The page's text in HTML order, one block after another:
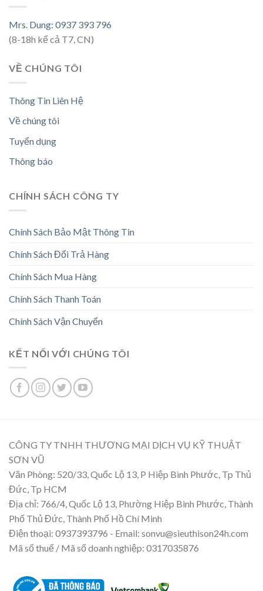
Mrs. Dung: 0937 393 796
(8-18h kể cả T7, CN)
VỀ CHÚNG TÔI
Thông Tin Liên Hệ
Về chúng tôi
Tuyển dụng
Thông báo
CHÍNH SÁCH CÔNG TY
Chính Sách Bảo Mật Thông Tin
Chính Sách Đổi Trả Hàng
Chính Sách Mua Hàng
Chính Sách Thanh Toán
Chính Sách Vận Chuyển
KẾT NỐI VỚI CHÚNG TÔI
CÔNG TY TNHH THƯƠNG MẠI DỊCH VỤ KỸ THUẬT
SƠN VŨ
Văn Phòng: 520/33, Quốc Lộ 13, P Hiệp Bình Phước, Tp Thủ
Đức, Tp HCM
Địa chỉ: 766/4, Quốc Lộ 13, Phường Hiệp Bình Phước, Thành
Phố Thủ Đức, Thành Phố Hồ Chí Minh
Điện thoại: 0937393796 - Email: sonvu@sieuthison24h.com
Mã số thuế / Mã số doanh nghiệp: 0317035876